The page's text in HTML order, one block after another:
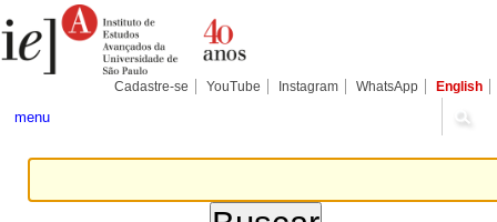
para
conteúdo.
Pessoais
Cadastre-se YouTube Instagram WhatsApp English
menu